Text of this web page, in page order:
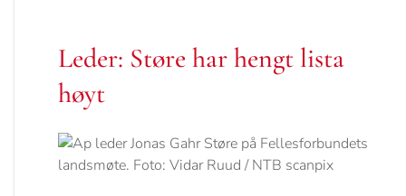
Leder: Støre har hengt lista
høyt